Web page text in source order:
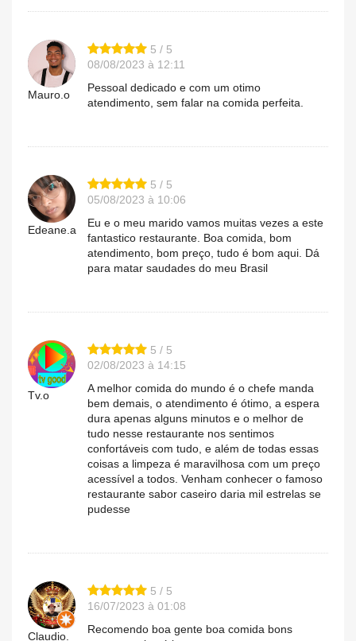
Mauro.o
5 / 5
08/08/2023 à 12:11
Pessoal dedicado e com um otimo
atendimento, sem falar na comida perfeita.
Edeane.a
5 / 5
05/08/2023 à 10:06
Eu e o meu marido vamos muitas vezes a este
fantastico restaurante. Boa comida, bom
atendimento, bom preço, tudo é bom aqui. Dá
para matar saudades do meu Brasil
Tv.o
5 / 5
02/08/2023 à 14:15
A melhor comida do mundo é o chefe manda
bem demais, o atendimento é ótimo, a espera
dura apenas alguns minutos e o melhor de
tudo nesse restaurante nos sentimos
confortáveis com tudo, e além de todas essas
coisas a limpeza é maravilhosa com um preço
acessível a todos. Venham conhecer o famoso
restaurante sabor caseiro daria mil estrelas se
pudesse
Claudio.
5 / 5
16/07/2023 à 01:08
Recomendo boa gente boa comida bons